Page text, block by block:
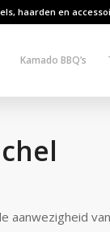
haarden en
Kamado BBQ’s
aanwezigheid